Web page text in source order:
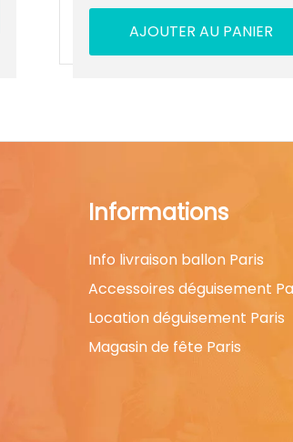
AJOUTER AU PANIER
Informations
Info livraison ballon Paris
Accessoires déguisement
Location déguisement Paris
Magasin de fête Paris